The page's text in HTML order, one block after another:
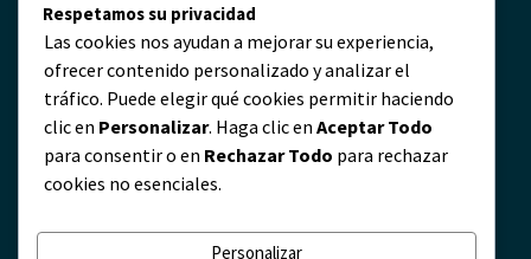
Política de Privacidad
Contacto
servicio@zmscable.es
+86 17303836349
Respetamos su privacidad
Las cookies nos ayudan a mejorar su experiencia,
ofrecer contenido personalizado y analizar el
tráfico. Puede elegir qué cookies permitir haciendo
clic en Personalizar. Haga clic en Aceptar Todo
para consentir o en Rechazar Todo para rechazar
cookies no esenciales.
Personalizar